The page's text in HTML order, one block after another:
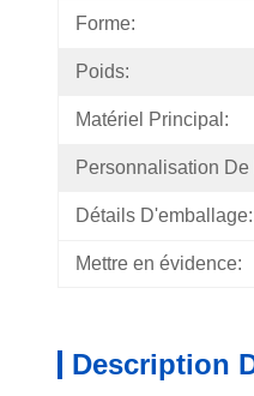
Forme:
Poids:
Matériel Principal:
Personnalisation De
Détails D'emballage:
Mettre en évidence:
Description